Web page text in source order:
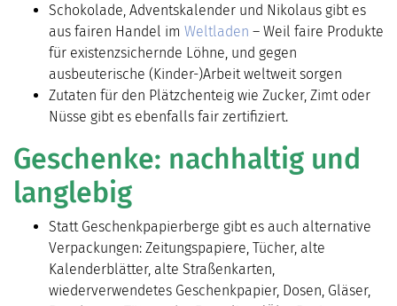
Schokolade, Adventskalender und Nikolaus gibt es
aus fairen Handel im Weltladen – Weil faire Produkte
für existenzsichernde Löhne, und gegen
ausbeuterische (Kinder-)Arbeit weltweit sorgen
Zutaten für den Plätzchenteig wie Zucker, Zimt oder
Nüsse gibt es ebenfalls fair zertifiziert.
Geschenke: nachhaltig und
langlebig
Statt Geschenkpapierberge gibt es auch alternative
Verpackungen: Zeitungspapiere, Tücher, alte
Kalenderblätter, alte Straßenkarten,
wiederverwendetes Geschenkpapier, Dosen, Gläser,